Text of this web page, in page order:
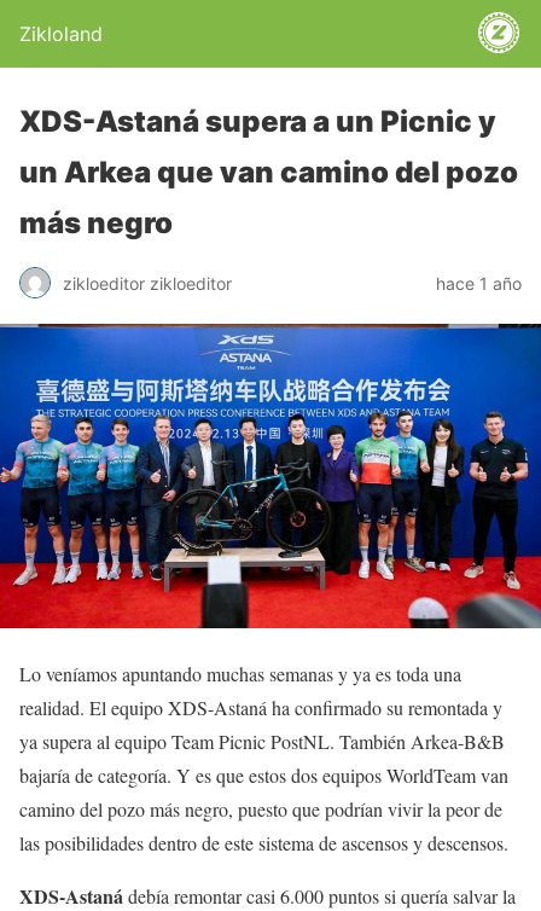
Zikloland
XDS-Astaná supera a un Picnic y
un Arkea que van camino del pozo
más negro
zikloeditor zikloeditor hace 1 año
Lo veníamos apuntando muchas semanas y ya es toda una
realidad. El equipo XDS-Astaná ha confirmado su remontada y
ya supera al equipo Team Picnic PostNL. También Arkea-B&B
bajaría de categoría. Y es que estos dos equipos WorldTeam van
camino del pozo más negro, puesto que podrían vivir la peor de
las posibilidades dentro de este sistema de ascensos y descensos.
XDS-Astanádebía remontar casi 6.000 puntos si quería salvar la